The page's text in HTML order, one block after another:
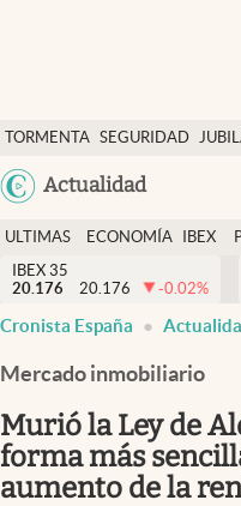
TORMENTA SEGURIDAD
Actualidad
Economía y finanzas
Política
Actualidad
Criptomonedas
España
ULTIMAS
NOTICIAS
ECONOMÍA
FINANZAS
IBEX
EURO
IBEX 35
20.176
20.176 -0.02%
Cronista España
Mercado inmobiliario
Murió la Ley de
forma más
aumento de la